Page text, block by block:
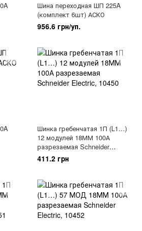
Шина переходная ШП 225A
(комплект 6шт) АСКО
956.6 грн/уп.
Шинка гребенчатая 1П (L1…)
12 модулей 18ММ 100А
разрезаемая Schneider
Electric, 10450
411.2 грн